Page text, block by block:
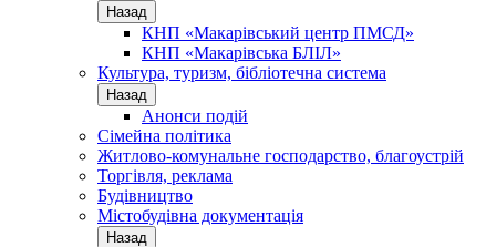
Назад
КНП «Макарівський центр ПМСД»
КНП «Макарівська БЛІЛ»
Культура, туризм, бібліотечна система
Назад
Анонси подій
Сімейна політика
Житлово-комунальне господарство, благоустрій
Торгівля, реклама
Будівництво
Містобудівна документація
Назад